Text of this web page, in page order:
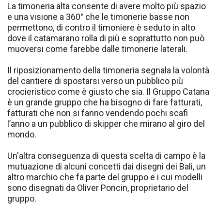
La timoneria alta consente di avere molto più spazio
e una visione a 360° che le timonerie basse non
permettono, di contro il timoniere è seduto in alto
dove il catamarano rolla di più e soprattutto non può
muoversi come farebbe dalle timonerie laterali.
Il riposizionamento della timoneria segnala la volontà
del cantiere di spostarsi verso un pubblico più
crocieristico come è giusto che sia. Il Gruppo Catana
è un grande gruppo che ha bisogno di fare fatturati,
fatturati che non si fanno vendendo pochi scafi
l’anno a un pubblico di skipper che mirano al giro del
mondo.
Un'altra conseguenza di questa scelta di campo è la
mutuazione di alcuni concetti dai disegni dei Bali, un
altro marchio che fa parte del gruppo e i cui modelli
sono disegnati da Oliver Poncin, proprietario del
gruppo.